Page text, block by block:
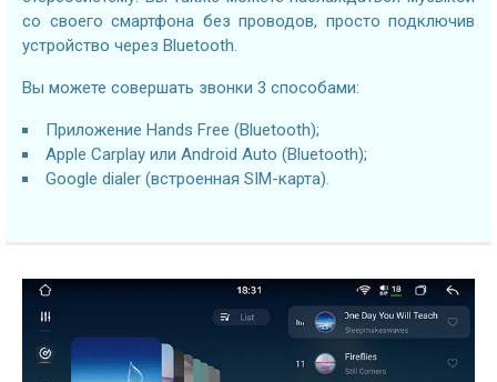
со своего смартфона без проводов, просто подключив
устройство через Bluetooth.
Вы можете совершать звонки 3 способами:
Приложение Hands Free (Bluetooth);
Apple Carplay или Android Auto (Bluetooth);
Google dialer (встроенная SIM-карта).